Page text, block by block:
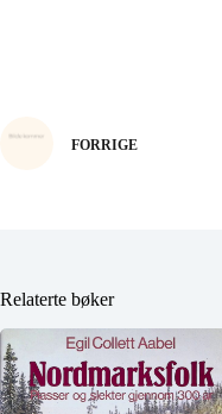
FORRIGE
Relaterte bøker